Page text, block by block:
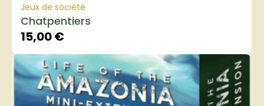
Jeux de société
Chatpentiers
15,00€